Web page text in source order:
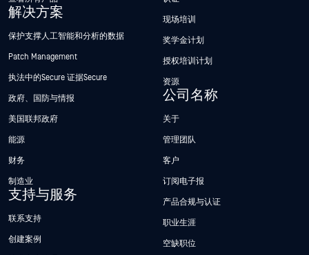
解决方案
保护支撑人工智能和分析的数据
Patch Management
执法中的Secure 证据Secure
政府、国防与情报
美国联邦政府
能源
财务
制造业
支持与服务
联系支持
创建案例
现场培训
奖学金计划
授权培训计划
资源
公司名称
关于
管理团队
客户
订阅电子报
产品合规与认证
职业生涯
空缺职位